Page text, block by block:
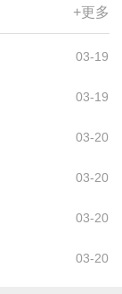
+更多
03-19
03-19
03-20
03-20
03-20
03-20